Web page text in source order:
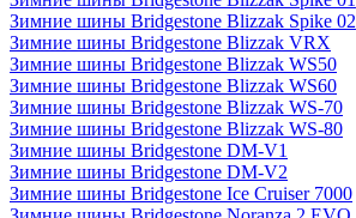
Зимние шины Bridgestone Blizzak Spike 02
Зимние шины Bridgestone Blizzak VRX
Зимние шины Bridgestone Blizzak WS50
Зимние шины Bridgestone Blizzak WS60
Зимние шины Bridgestone Blizzak WS-70
Зимние шины Bridgestone Blizzak WS-80
Зимние шины Bridgestone DM-V1
Зимние шины Bridgestone DM-V2
Зимние шины Bridgestone Ice Cruiser 7000